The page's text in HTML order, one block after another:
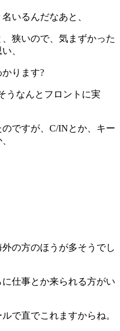
いるんだなあと、
狭いので、気まずかった
、
ります?
うなんとフロントに実
ですが、C/INとか、キー
の方のほうが多そうでし
仕事とか来られる方がい
で直でこれますからね。